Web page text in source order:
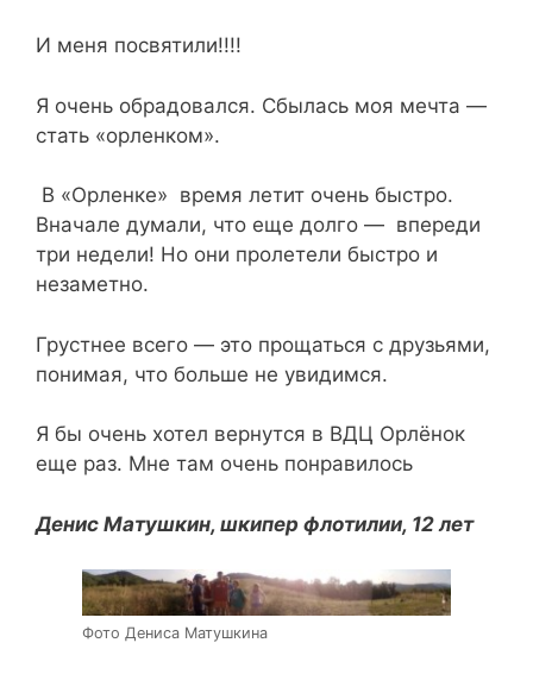
И меня посвятили!!!!
Я очень обрадовался. Сбылась моя мечта —
стать «орленком».
В «Орленке» время летит очень быстро.
Вначале думали, что еще долго — впереди
три недели! Но они пролетели быстро и
незаметно.
Грустнее всего — это прощаться с друзьями,
понимая, что больше не увидимся.
Я бы очень хотел вернутся в ВДЦ Орлёнок
еще раз. Мне там очень понравилось
Денис Матушкин, шкипер флотилии, 12 лет
Фото Дениса Матушкина